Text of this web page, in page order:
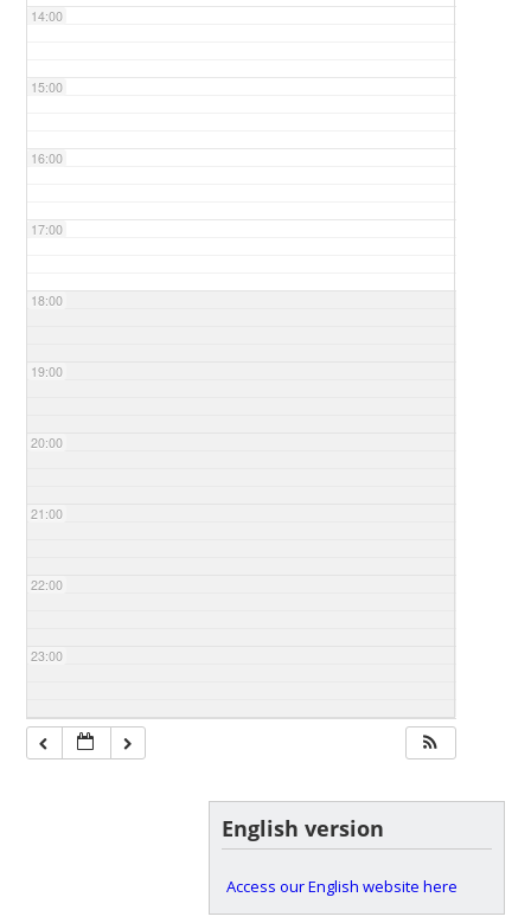
14:00
15:00
16:00
17:00
18:00
19:00
20:00
21:00
22:00
23:00
English version
Access our English website here